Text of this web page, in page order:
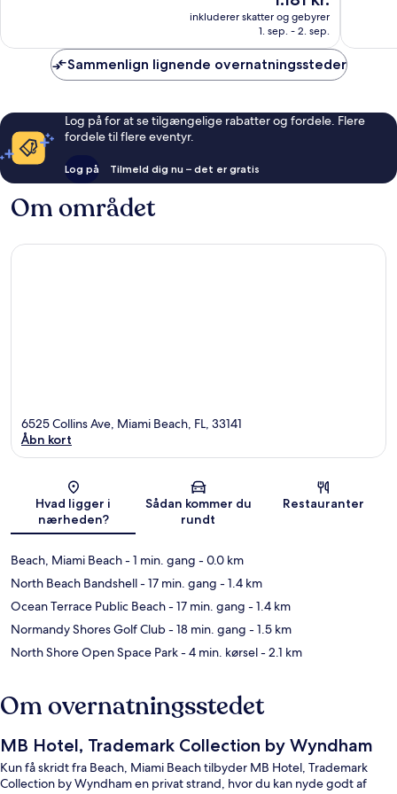
er
1.181 kr.
inkluderer skatter og gebyrer
1. sep. - 2. sep.
Sammenlign lignende overnatningssteder
Log på for at se tilgængelige rabatter og fordele. Flere
fordele til flere eventyr.
Log på Tilmeld dig nu – det er gratis
Om området
Kort
6525 Collins Ave, Miami Beach, FL, 33141
Åbn kort
Hvad ligger i
nærheden?
Sådan kommer du
rundt
Restauranter
Beach, Miami Beach- 1 min. gang - 0.0 km
North Beach Bandshell- 17 min. gang - 1.4 km
Ocean Terrace Public Beach- 17 min. gang - 1.4 km
Normandy Shores Golf Club- 18 min. gang - 1.5 km
North Shore Open Space Park- 4 min. kørsel- 2.1 km
Om overnatningsstedet
MB Hotel, Trademark Collection by Wyndham
Kun få skridt fra Beach, Miami Beach tilbyder MB Hotel, Trademark
Collection by Wyndham en privat strand, hvor du kan nyde godt af